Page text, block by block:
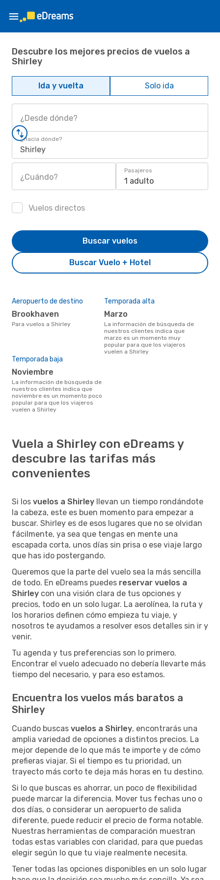
Descubre los mejores precios de vuelos a
Shirley
Ida y vuelta Solo ida
¿Desde dónde?
¿Hacia dónde?
Shirley
¿Cuándo?
Pasajeros
1 adulto
Vuelos directos
Buscar Vuelo + Hotel
Buscar vuelos
Aeropuerto de destino
Brookhaven
Para vuelos a Shirley
Temporada alta
marzo
La información de búsqueda de
nuestros clientes indica que
marzo es un momento muy
popular para que los viajeros
vuelen a Shirley
Temporada baja
noviembre
La información de búsqueda de
nuestros clientes indica que
noviembre es un momento poco
popular para que los viajeros
vuelen a Shirley
Vuela a Shirley con eDreams y
descubre las tarifas más
convenientes
Si los vuelos a Shirley llevan un tiempo rondándote
la cabeza, este es buen momento para empezar a
buscar. Shirley es de esos lugares que no se olvidan
fácilmente, ya sea que tengas en mente una
escapada corta, unos días sin prisa o ese viaje largo
que has ido postergando.
Queremos que la parte del vuelo sea la más sencilla
de todo. En eDreams puedes reservar vuelos a
Shirley con una visión clara de tus opciones y
precios, todo en un solo lugar. La aerolínea, la ruta y
los horarios definen cómo empieza tu viaje, y
nosotros te ayudamos a resolver esos detalles sin ir y
venir.
Tu agenda y tus preferencias son lo primero.
Encontrar el vuelo adecuado no debería llevarte más
tiempo del necesario, y para eso estamos.
Encuentra los vuelos más baratos a
Shirley
Cuando buscas vuelos a Shirley, encontrarás una
amplia variedad de opciones a distintos precios. La
mejor depende de lo que más te importe y de cómo
prefieras viajar. Si el tiempo es tu prioridad, un
trayecto más corto te deja más horas en tu destino.
Si lo que buscas es ahorrar, un poco de flexibilidad
puede marcar la diferencia. Mover tus fechas uno o
dos días, o considerar un aeropuerto de salida
diferente, puede reducir el precio de forma notable.
Nuestras herramientas de comparación muestran
todas estas variables con claridad, para que puedas
elegir según lo que tu viaje realmente necesita.
Tener todas las opciones disponibles en un solo lugar